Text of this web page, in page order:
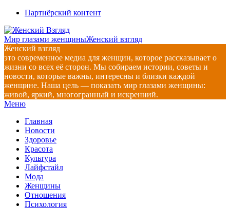
Перейти
содержимому
Партнёрский контент
Мир глазами женщиныЖенский взгляд
Женский взгляд
это современное медиа для женщин, которое рассказывает о
жизни со всех её сторон. Мы собираем истории, советы и
новости, которые важны, интересны и близки каждой
женщине. Наша цель — показать мир глазами женщины:
живой, яркий, многогранный и искренний.
Главное
меню
Меню
Главная
Новости
Здоровье
Красота
Культура
Лайфстайл
Мода
Женщины
Отношения
Психология